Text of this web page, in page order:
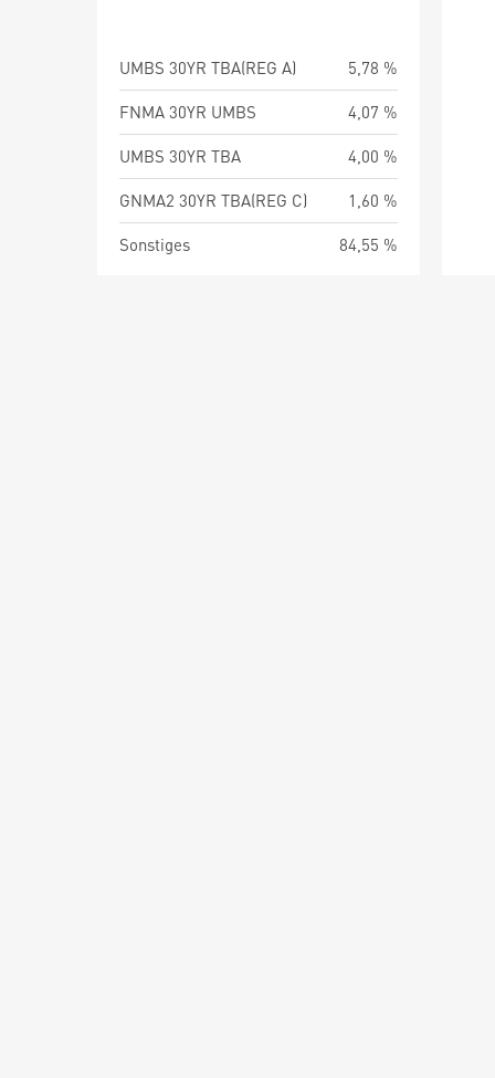
UMBS 30YR TBA(REG A)
5,78 %
FNMA 30YR UMBS
4,07 %
UMBS 30YR TBA
4,00 %
GNMA2 30YR TBA(REG C)
1,60 %
Sonstiges
84,55 %